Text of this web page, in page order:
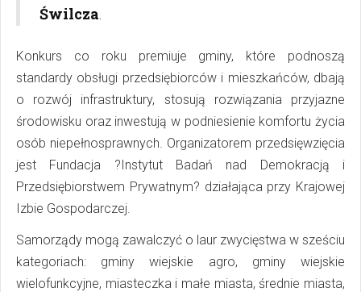
Świlcza.
Konkurs co roku premiuje gminy, które podnoszą
standardy obsługi przedsiębiorców i mieszkańców, dbają
o rozwój infrastruktury, stosują rozwiązania przyjazne
środowisku oraz inwestują w podniesienie komfortu życia
osób niepełnosprawnych. Organizatorem przedsięwzięcia
jest Fundacja ?Instytut Badań nad Demokracją i
Przedsiębiorstwem Prywatnym? działająca przy Krajowej
Izbie Gospodarczej.
Samorządy mogą zawalczyć o laur zwycięstwa w sześciu
kategoriach: gminy wiejskie agro, gminy wiejskie
wielofunkcyjne, miasteczka i małe miasta, średnie miasta,